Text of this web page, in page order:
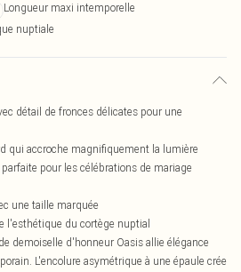
Longueur maxi intemporelle
nuptiale
détail de fronces délicates pour une
qui accroche magnifiquement la lumière
pour les célébrations de mariage
une taille marquée
l'esthétique du cortège nuptial
demoiselle d'honneur Oasis allie élégance
L'encolure asymétrique à une épaule crée